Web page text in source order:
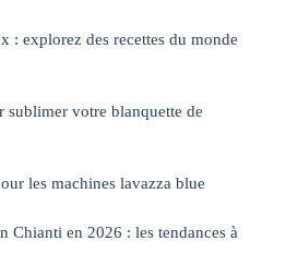
: explorez des recettes du monde
sublimer votre blanquette de
les machines lavazza blue
Chianti en 2026 : les tendances à